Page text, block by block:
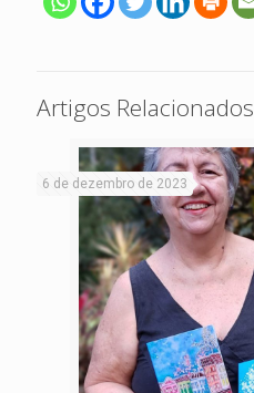
Artigos Relacionados
6 de dezembro de 2023